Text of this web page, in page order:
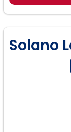
Solano